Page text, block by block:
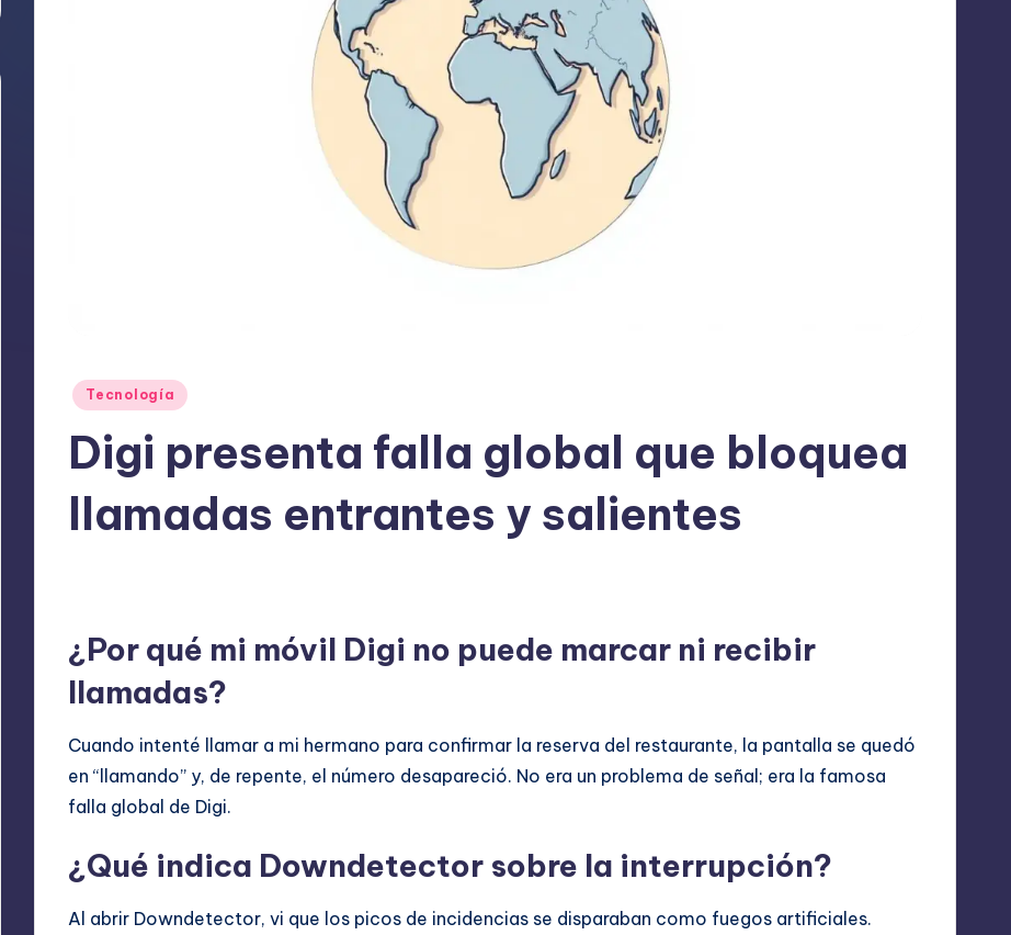
Publicado
Tecnología
Digi presenta falla global que bloquea
llamadas entrantes y salientes
¿Por qué mi móvil Digi no puede marcar ni recibir
llamadas?
Cuando intenté llamar a mi hermano para confirmar la reserva del restaurante, la pantalla se quedó
en “llamando” y, de repente, el número desapareció. No era un problema de señal; era la famosa
falla global de Digi.
¿Qué indica Downdetector sobre la interrupción?
Al abrir Downdetector, vi que los picos de incidencias se disparaban como fuegos artificiales.